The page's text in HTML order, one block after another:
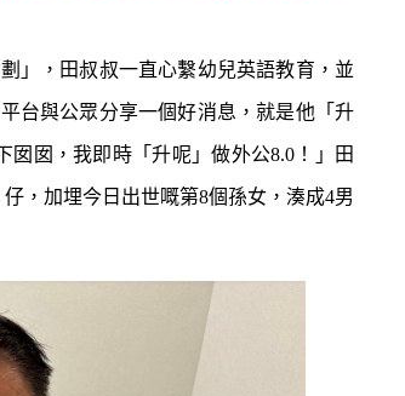
」，田叔叔一直心繫幼兒英語教育，並
台與公眾分享一個好消息，就是他「升
囡囡，我即時「升呢」做外公8.0！」田
，加埋今日出世嘅第8個孫女，湊成4男
教育攻略 親子玩樂 安樂窩
菌
件
留
大
+牆
第十七屆「香港盃外交知識競
免費參加｜2025-26「田叔叔英
語閱讀計劃」正式公開招募！累
積受惠達118,000家庭
女青研究近半SEN兒童家長曾遭